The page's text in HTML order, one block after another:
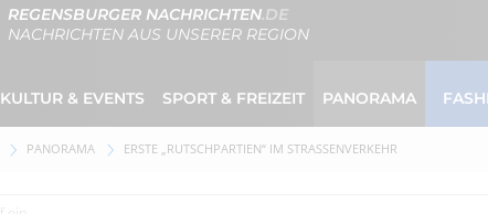
REGENSBURGER NACHRICHTEN.DE
NACHRICHTEN AUS UNSERER REGION
KULTUR & EVENTS SPORT & FREIZEIT PANORAMA
PANORAMA ERSTE „RUTSCHPARTIEN“ IM STRASSENVERKEHR